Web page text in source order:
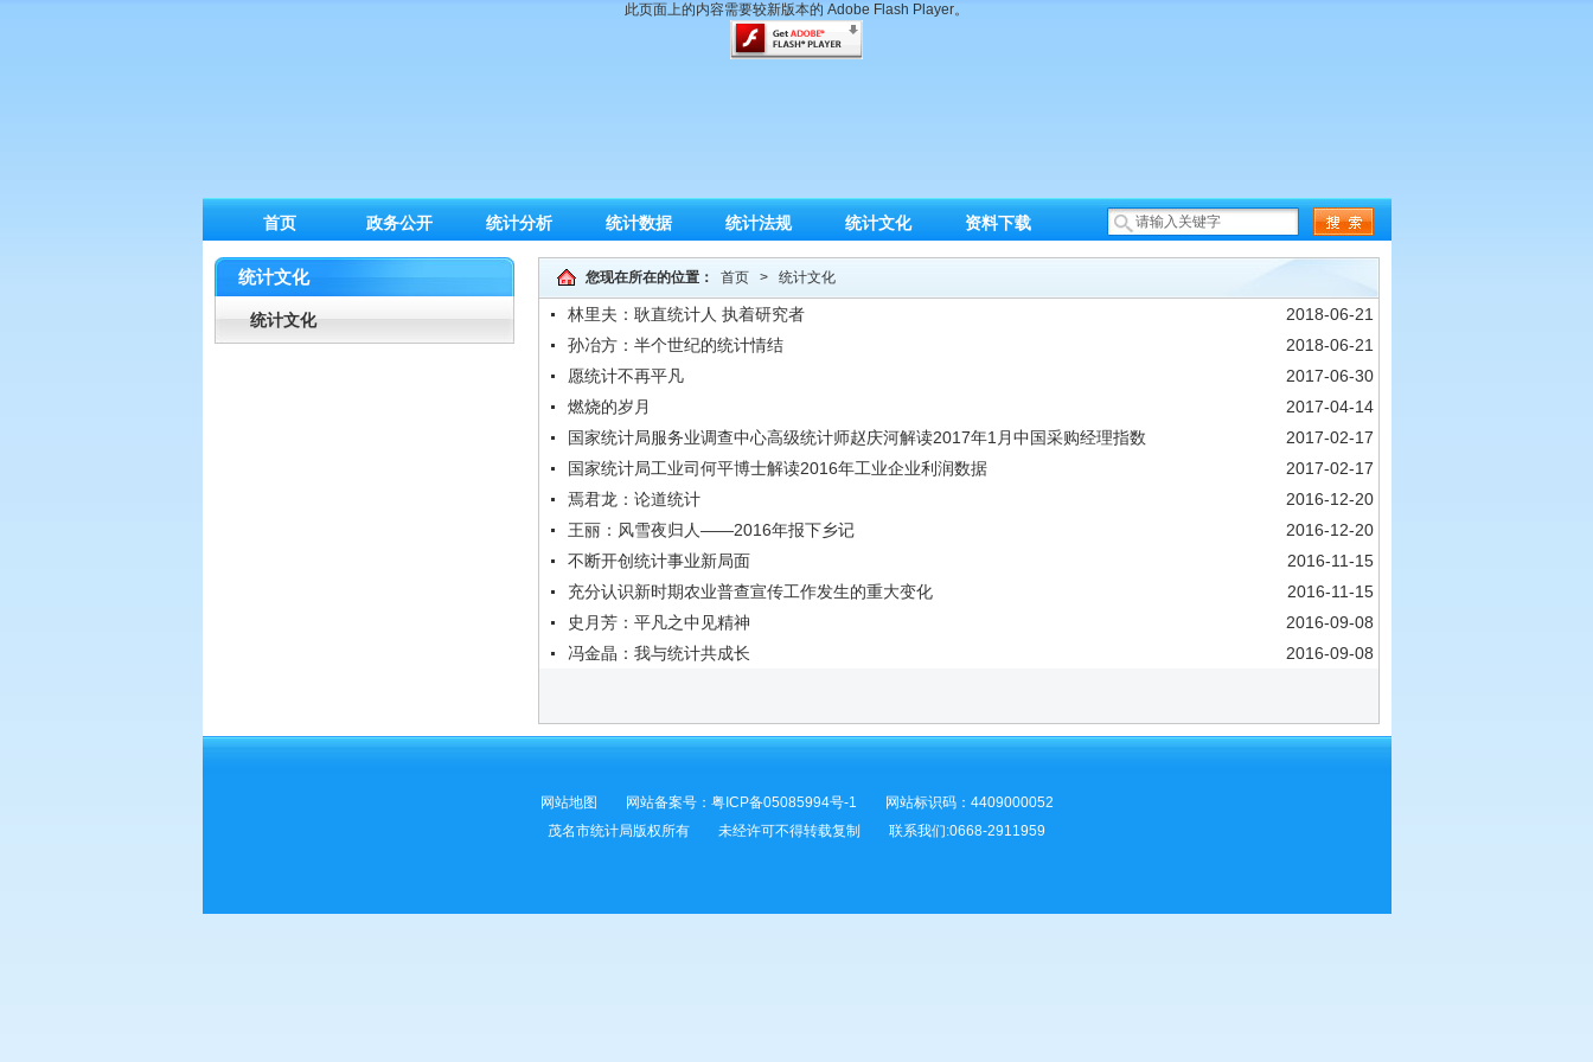
此页面上的内容需要较新版本的 Adobe Flash Player。
首页 政务公开 统计分析 统计数据 统计法规 统计文化 资料下载
统计文化
统计文化
您现在所在的位置： 首页 > 统计文化
林里夫：耿直统计人 执着研究者
2018-06-21
孙冶方：半个世纪的统计情结
2018-06-21
愿统计不再平凡
2017-06-30
燃烧的岁月
2017-04-14
国家统计局服务业调查中心高级统计师赵庆河解读2017年1月中国采购经理指数
2017-02-17
国家统计局工业司何平博士解读2016年工业企业利润数据
2017-02-17
焉君龙：论道统计
2016-12-20
王丽：风雪夜归人——2016年报下乡记
2016-12-20
不断开创统计事业新局面
2016-11-15
充分认识新时期农业普查宣传工作发生的重大变化
2016-11-15
史月芳：平凡之中见精神
2016-09-08
冯金晶：我与统计共成长
2016-09-08
网站地图 网站备案号： 粤ICP备05085994号-1 网站标识码：4409000052
茂名市统计局版权所有 未经许可不得转载复制 联系我们:0668-2911959